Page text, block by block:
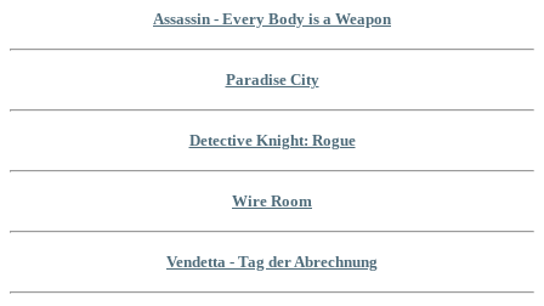
Assassin - Every Body is a Weapon
Paradise City
Detective Knight: Rogue
Wire Room
Vendetta - Tag der Abrechnung